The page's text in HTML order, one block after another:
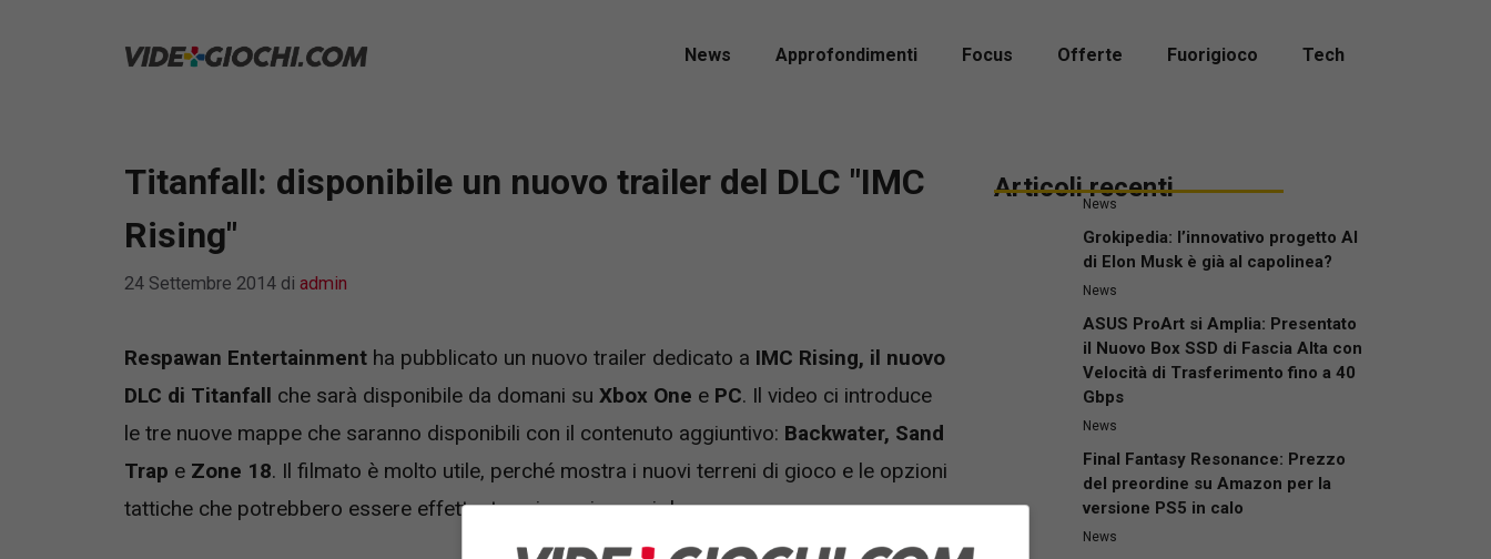
News Approfondimenti Focus Offerte Fuorigioco Tech
Titanfall: disponibile un nuovo trailer del DLC "IMC
Rising"
24 Settembre 2014 di admin
Respawan Entertainment ha pubblicato un nuovo trailer dedicato a IMC Rising, il nuovo
DLC di Titanfall che sarà disponibile da domani su Xbox One e PC. Il video ci introduce
le tre nuove mappe che saranno disponibili con il contenuto aggiuntivo: Backwater, Sand
Trap e Zone 18. Il filmato è molto utile, perché mostra i nuovi terreni di gioco e le opzioni
tattiche che potrebbero essere effettuate nei nuovi campi da guerra.
Articoli recenti
News
Grokipedia: l’innovativo progetto AI
di Elon Musk è già al capolinea?
News
ASUS ProArt si Amplia: Presentato
il Nuovo Box SSD di Fascia Alta con
Velocità di Trasferimento fino a 40
Gbps
News
Final Fantasy Resonance: Prezzo
del preordine su Amazon per la
versione PS5 in calo
News